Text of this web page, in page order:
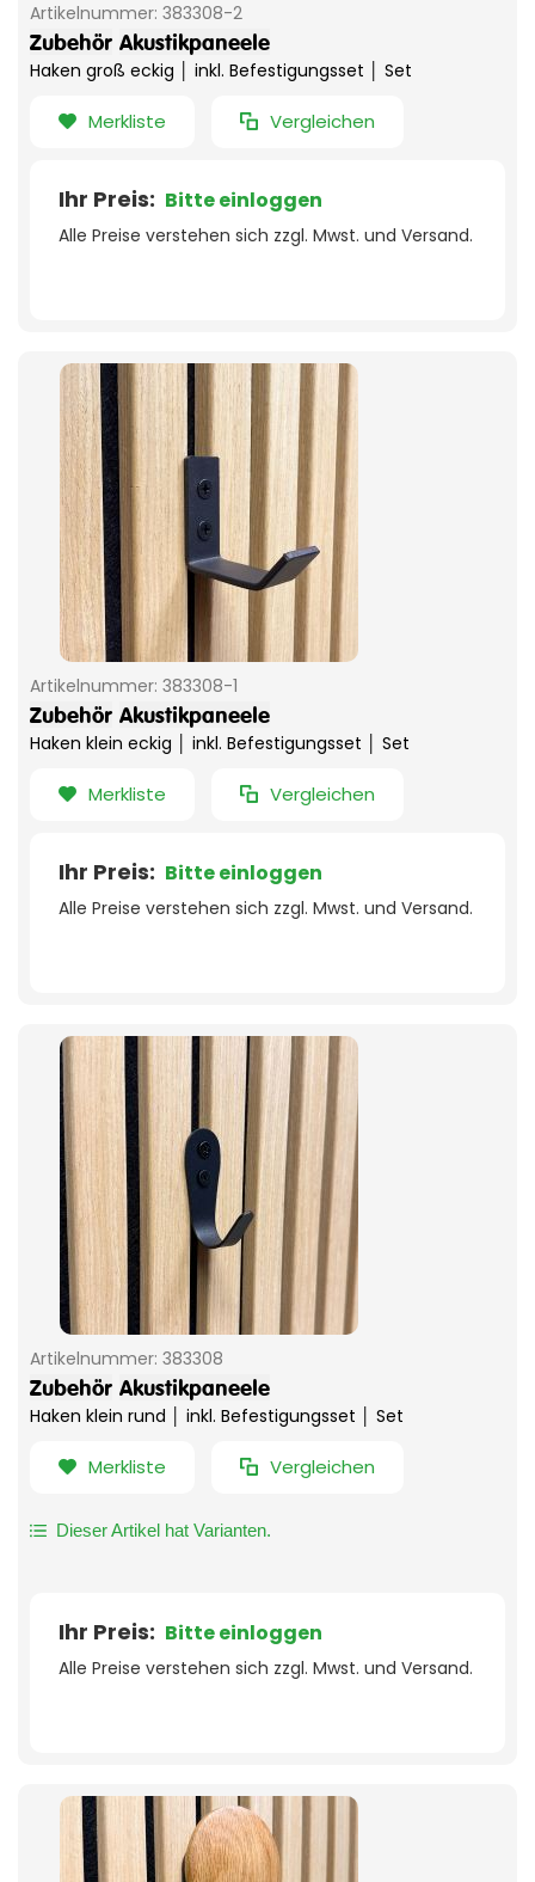
Artikelnummer: 383308-2
Zubehör Akustikpaneele
Haken groß eckig │ inkl. Befestigungsset │ Set
Merkliste Vergleichen
Ihr Preis: Bitte einloggen
Alle Preise verstehen sich zzgl. Mwst. und Versand.
Artikelnummer: 383308-1
Zubehör Akustikpaneele
Haken klein eckig │ inkl. Befestigungsset │ Set
Merkliste Vergleichen
Ihr Preis: Bitte einloggen
Alle Preise verstehen sich zzgl. Mwst. und Versand.
Artikelnummer: 383308
Zubehör Akustikpaneele
Haken klein rund │ inkl. Befestigungsset │ Set
Merkliste Vergleichen
Dieser Artikel hat Varianten.
Ihr Preis: Bitte einloggen
Alle Preise verstehen sich zzgl. Mwst. und Versand.